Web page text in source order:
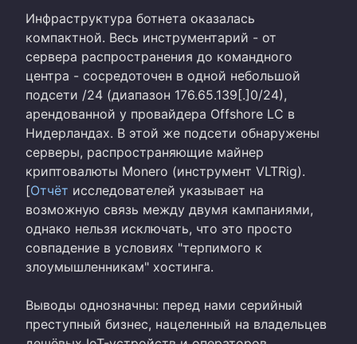
Инфраструктура ботнета оказалась
компактной. Весь инструментарий - от
сервера распространения до командного
центра - сосредоточен в одной небольшой
подсети /24 (диапазон 176.65.139[.]0/24),
арендованной у провайдера Offshore LC в
Нидерландах. В этой же подсети обнаружены
серверы, распространяющие майнер
криптовалюты Monero (инструмент VLTRig).
[Отчёт исследователей указывает на
возможную связь между двумя кампаниями,
однако нельзя исключать, что это просто
совпадение в условиях "терпимого к
злоумышленникам" хостинга.
Выводы однозначны: перед нами серийный
преступный бизнес, нацеленный на владельцев